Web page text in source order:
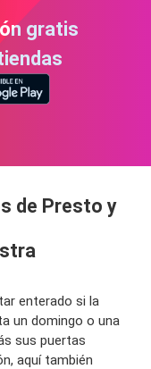
gratis
de Presto y
enterado si la
un domingo o una
sus puertas
aquí también